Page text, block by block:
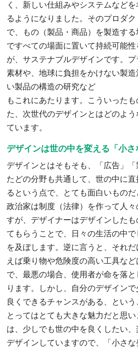
く、新しい仕組みやシステムなど
るようになりました。そのプロダ
で、もの（製品・商品）を製造す
ですべての場面に置いて持続可能
が、サステナブルデザインです。
素材や、地球に負担をかけない製
い製品の構造の研究など
もこれにあたります。こういった
た、次世代のデザインとはどのよ
ています。
デザインは世の中を変える「小さ
デザインとはそもそも、「広告」
たどの分野も共通して、世の中に
るという点で、とても面白いものだ
政治家は制度（法律）を作って人
すが、デザイナーはデザインした
てもらうことで、日々の生活の中
を及ぼします。逆に言うと、それ
えば乗り物や危険度の高い工具な
で、最悪の場合、使用者が命を落
ります。しかし、自分のデザイン
良くできるチャンスがある、とい
とってはとても大きな魅力だと思
は、少しでも世の中を良くしたい
デザインしていますので、「小さ